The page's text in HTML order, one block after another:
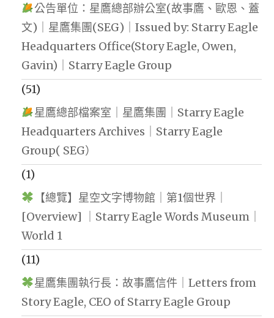
公告單位：星鷹總部辦公室(故事鷹、歐恩、蓋
文)｜星鷹集團(SEG)｜Issued by: Starry Eagle
Headquarters Office(Story Eagle, Owen,
Gavin)｜Starry Eagle Group
(51)
星鷹總部檔案室｜星鷹集團｜Starry Eagle
Headquarters Archives｜Starry Eagle
Group( SEG）
(1)
【總覽】星空文字博物館｜第1個世界｜
[Overview] ｜Starry Eagle Words Museum｜
World 1
(11)
星鷹集團執行長：故事鷹信件｜Letters from
Story Eagle, CEO of Starry Eagle Group